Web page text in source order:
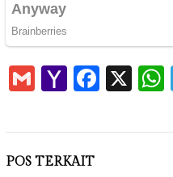
GmailYahoo
Mail
X
POS TERKAIT